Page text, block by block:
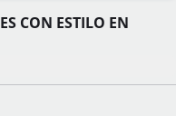
CON ESTILO EN